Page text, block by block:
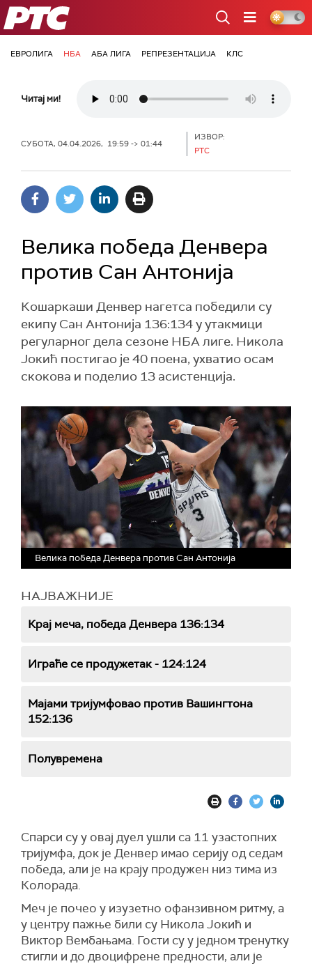
РТС
ЕВРОЛИГА НБА АБА ЛИГА РЕПРЕЗЕНТАЦИЈА КЛС
Читај ми!
СУБОТА, 04.04.2026, 19:59 -> 01:44
ИЗВОР:
РТС
Велика победа Денвера
против Сан Антонија
Кошаркаши Денвер нагетса победили су
екипу Сан Антонија 136:134 у утакмици
регуларног дела сезоне НБА лиге. Никола
Јокић постигао је 40 поена, ухватио осам
скокова и поделио 13 асистенција.
Велика победа Денвера против Сан Антонија
НАЈВАЖНИЈЕ
Крај меча, победа Денвера 136:134
Играће се продужетак - 124:124
Мајами тријумфовао против Вашингтона
152:136
Полувремена
Спарси су у овај дуел ушли са 11 узастопних
тријумфа, док је Денвер имао серију од седам
победа, али је на крају продужен низ тима из
Колорада.
Меч је почео у изузетно офанзивном ритму, а
у центру пажње били су Никола Јокић и
Виктор Вембањама. Гости су у једном тренутку
стигли и до двоцифрене предности, али је